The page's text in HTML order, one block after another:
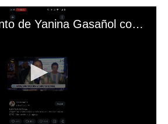
El mal momento de Yanina Gasañol con un hincha argentino en "Subrayado"